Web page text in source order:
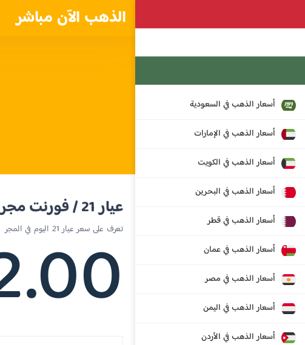
الذهب الآن مباشر
أسعار الذهب في السعودية
أسعار الذهب في الإمارات
أسعار الذهب في الكويت
أسعار الذهب في البحرين
أسعار الذهب في قطر
أسعار الذهب في عمان
أسعار الذهب في مصر
أسعار الذهب في اليمن
أسعار الذهب في الأردن
عيار 21 / فورنت مجري
تعرف على سعر عيار 21 اليوم في المجر